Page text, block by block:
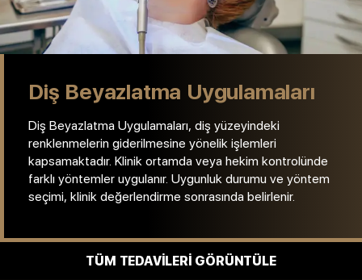
Diş Eti Şekillendirme
Diş eti şekillendirme, diş eti seviyesinin düzenlenmesine
yönelik planlanan periodontal uygulamaları
kapsamaktadır. Diş eti dokusunun mevcut durumu klinik
muayene ile değerlendirilir ve uygun görülen işlemler bu
doğrultuda planlanır. Süreç, fonksiyonel ve estetik
TÜM TEDAVILERI GÖRÜNTÜLE